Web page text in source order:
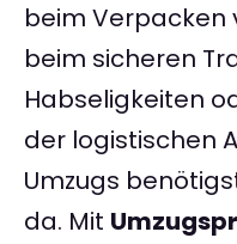
beim Verpacken
beim sicheren
Habseligkeiten
der logistischen
Umzugs
da. Mit